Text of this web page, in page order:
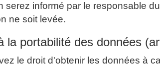
serez informé par le responsable
ne soit levée.
la portabilité des données
le droit d'obtenir les données à